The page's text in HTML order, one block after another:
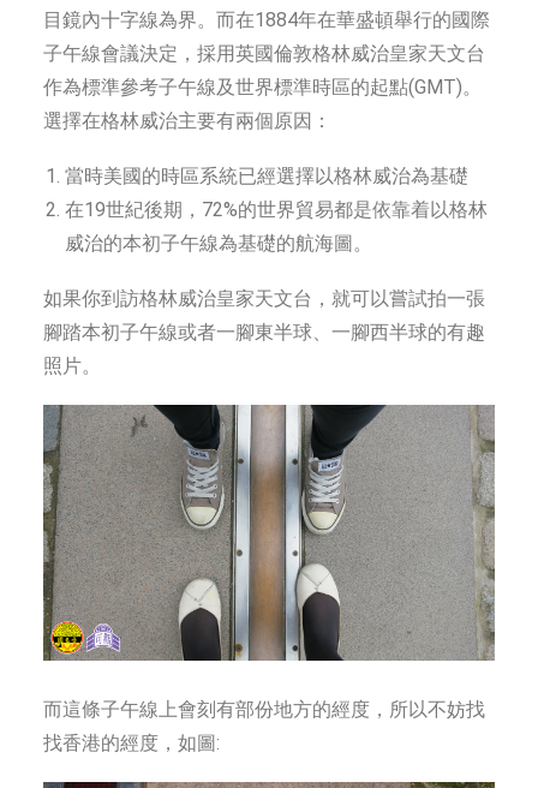
目鏡內十字線為界。而在1884年在華盛頓舉行的國際
子午線會議決定，採用英國倫敦格林威治皇家天文台
作為標準參考子午線及世界標準時區的起點(GMT)。
選擇在格林威治主要有兩個原因：
當時美國的時區系統已經選擇以格林威治為基礎
在19世紀後期，72%的世界貿易都是依靠着以格林
威治的本初子午線為基礎的航海圖。
如果你到訪格林威治皇家天文台，就可以嘗試拍一張
腳踏本初子午線或者一腳東半球、一腳西半球的有趣
照片。
而這條子午線上會刻有部份地方的經度，所以不妨找
找香港的經度，如圖: